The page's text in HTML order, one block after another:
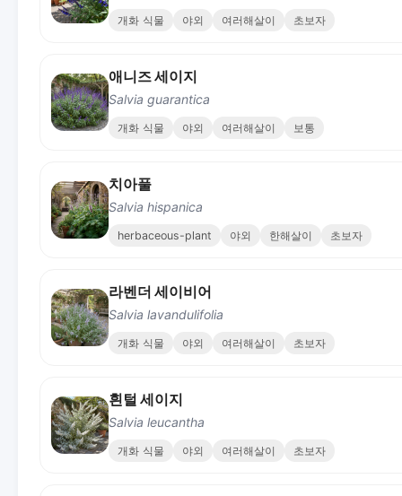
개화 식물 야외 여러해살이 초보자
애니즈 세이지
Salvia guarantica
개화 식물 야외 여러해살이 보통
치아풀
Salvia hispanica
herbaceous-plant 야외 한해살이 초보자
라벤더 세이비어
Salvia lavandulifolia
개화 식물 야외 여러해살이 초보자
흰털 세이지
Salvia leucantha
개화 식물 야외 여러해살이 초보자